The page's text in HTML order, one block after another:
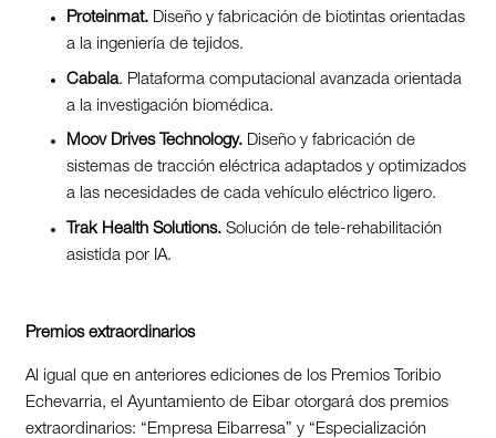
Proteinmat. Diseño y fabricación de biotintas orientadas
a la ingeniería de tejidos.
Cabala. Plataforma computacional avanzada orientada
a la investigación biomédica.
Moov Drives Technology. Diseño y fabricación de
sistemas de tracción eléctrica adaptados y optimizados
a las necesidades de cada vehículo eléctrico ligero.
Trak Health Solutions. Solución de tele-rehabilitación
asistida por IA.
Premios extraordinarios
Al igual que en anteriores ediciones de los Premios Toribio
Echevarria, el Ayuntamiento de Eibar otorgará dos premios
extraordinarios: “Empresa Eibarresa” y “Especialización